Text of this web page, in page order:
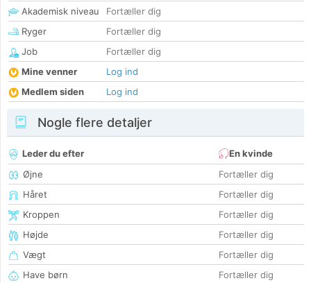
Akademisk niveau
Fortæller dig
Ryger
Fortæller dig
Job
Fortæller dig
Mine venner
Log ind
Medlem siden
Log ind
Nogle flere detaljer
Leder du efter
En kvinde
Øjne
Fortæller dig
Håret
Fortæller dig
Kroppen
Fortæller dig
Højde
Fortæller dig
Vægt
Fortæller dig
Have børn
Fortæller dig